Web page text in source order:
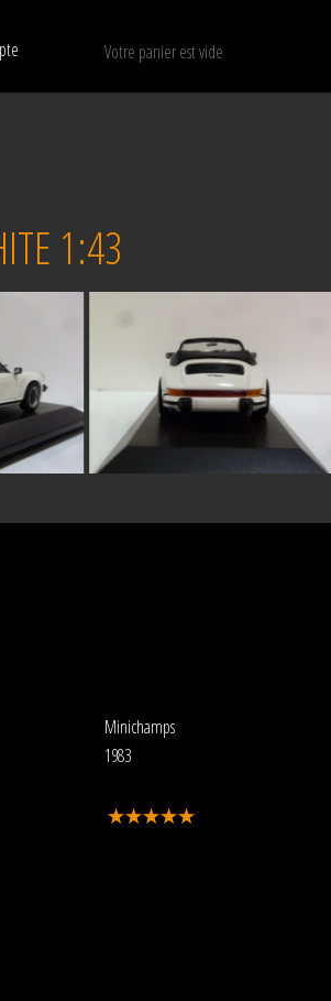
Votre panier est vide
que les modèles disponibles
1:43
Minichamps
1983